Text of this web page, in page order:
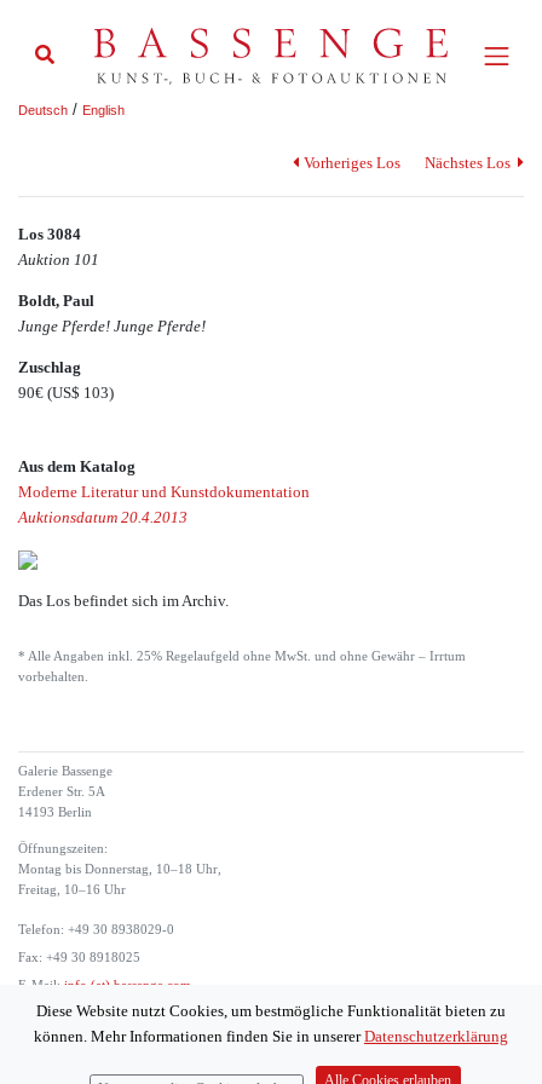
Deutsch / English
Vorheriges Los Nächstes Los
Los 3084
Auktion 101
Boldt, Paul
Junge Pferde! Junge Pferde!
Zuschlag
90€ (US$ 103)
Aus dem Katalog
Moderne Literatur und Kunstdokumentation
Auktionsdatum 20.4.2013
Das Los befindet sich im Archiv.
* Alle Angaben inkl. 25% Regelaufgeld ohne MwSt. und ohne Gewähr – Irrtum
vorbehalten.
Galerie Bassenge
Erdener Str. 5A
14193 Berlin
Öffnungszeiten:
Montag bis Donnerstag, 10–18 Uhr,
Freitag, 10–16 Uhr
Telefon: +49 30 8938029-0
Fax: +49 30 8918025
E-Mail: info (at) bassenge.com
Diese Website nutzt Cookies, um bestmögliche Funktionalität bieten zu
können. Mehr Informationen finden Sie in unsererDatenschutzerklärung